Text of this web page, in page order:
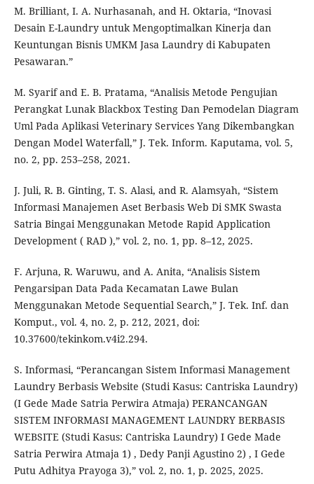
M. Brilliant, I. A. Nurhasanah, and H. Oktaria, “Inovasi
Desain E-Laundry untuk Mengoptimalkan Kinerja dan
Keuntungan Bisnis UMKM Jasa Laundry di Kabupaten
Pesawaran.”
M. Syarif and E. B. Pratama, “Analisis Metode Pengujian
Perangkat Lunak Blackbox Testing Dan Pemodelan Diagram
Uml Pada Aplikasi Veterinary Services Yang Dikembangkan
Dengan Model Waterfall,” J. Tek. Inform. Kaputama, vol. 5,
no. 2, pp. 253–258, 2021.
J. Juli, R. B. Ginting, T. S. Alasi, and R. Alamsyah, “Sistem
Informasi Manajemen Aset Berbasis Web Di SMK Swasta
Satria Bingai Menggunakan Metode Rapid Application
Development ( RAD ),” vol. 2, no. 1, pp. 8–12, 2025.
F. Arjuna, R. Waruwu, and A. Anita, “Analisis Sistem
Pengarsipan Data Pada Kecamatan Lawe Bulan
Menggunakan Metode Sequential Search,” J. Tek. Inf. dan
Komput., vol. 4, no. 2, p. 212, 2021, doi:
10.37600/tekinkom.v4i2.294.
S. Informasi, “Perancangan Sistem Informasi Management
Laundry Berbasis Website (Studi Kasus: Cantriska Laundry)
(I Gede Made Satria Perwira Atmaja) PERANCANGAN
SISTEM INFORMASI MANAGEMENT LAUNDRY BERBASIS
WEBSITE (Studi Kasus: Cantriska Laundry) I Gede Made
Satria Perwira Atmaja 1) , Dedy Panji Agustino 2) , I Gede
Putu Adhitya Prayoga 3),” vol. 2, no. 1, p. 2025, 2025.